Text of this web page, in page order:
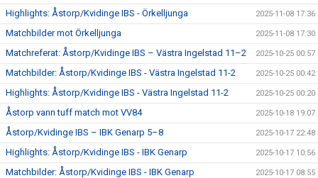
Highlights: Åstorp/Kvidinge IBS - Örkelljunga 2025-11-08 17:36
Matchbilder mot Örkelljunga 2025-11-08 17:30
Matchreferat: Åstorp/Kvidinge IBS – Västra Ingelstad 11–2 2025-10-25 00:57
Matchbilder: Åstorp/Kvidinge IBS - Västra Ingelstad 11-2 2025-10-25 00:42
Highlights: Åstorp/Kvidinge IBS - Västra Ingelstad 11-2 2025-10-25 00:20
Åstorp vann tuff match mot VV84 2025-10-18 19:07
Åstorp/Kvidinge IBS – IBK Genarp 5–8 2025-10-17 22:48
Highlights: Åstorp/Kvidinge IBS - IBK Genarp 2025-10-17 10:56
Matchbilder: Åstorp/Kvidinge IBS - IBK Genarp 2025-10-17 08:55